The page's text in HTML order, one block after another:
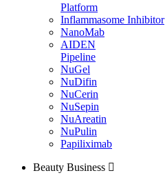
Platform
Inflammasome Inhibitor
NanoMab
AIDEN
Pipeline
NuGel
NuDifin
NuCerin
NuSepin
NuAreatin
NuPulin
Papiliximab
Beauty Business